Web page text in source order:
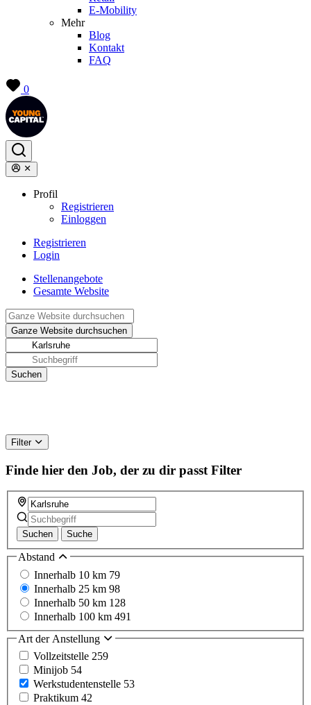
E-Mobility
Mehr
Blog
Kontakt
FAQ
0
Profil
Registrieren
Einloggen
Registrieren
Login
Stellenangebote
Gesamte Website
Filter
Finde hier den Job, der zu dir passt Filter
Suchen Suche
Abstand
Innerhalb 10 km 79
Innerhalb 25 km 98
Innerhalb 50 km 128
Innerhalb 100 km 491
Art der Anstellung
Vollzeitstelle 259
Minijob 54
Werkstudentenstelle 53
Praktikum 42